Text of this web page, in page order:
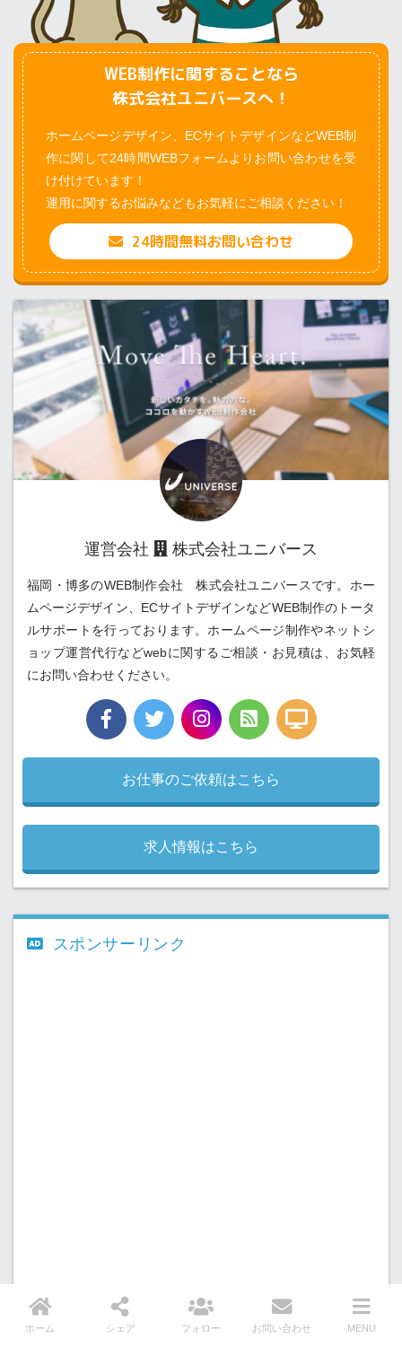
WEB制作に関することなら
株式会社ユニバースへ！
ホームページデザイン、ECサイトデザインなどWEB制
作に関して24時間WEBフォームよりお問い合わせを受
け付けています！
運用に関するお悩みなどもお気軽にご相談ください！
24時間無料お問い合わせ
運営会社 株式会社ユニバース
福岡・博多のWEB制作会社 株式会社ユニバースです。ホー
ムページデザイン、ECサイトデザインなどWEB制作のトータ
ルサポートを行っております。ホームページ制作やネットシ
ョップ運営代行などwebに関するご相談・お見積は、お気軽
にお問い合わせください。
お仕事のご依頼はこちら
求人情報はこちら
スポンサーリンク
ホーム シェア フォロー お問い合わせ MENU